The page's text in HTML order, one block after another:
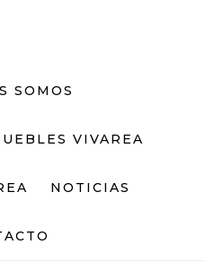
SOMOS
VIVAREA
NOTICIAS